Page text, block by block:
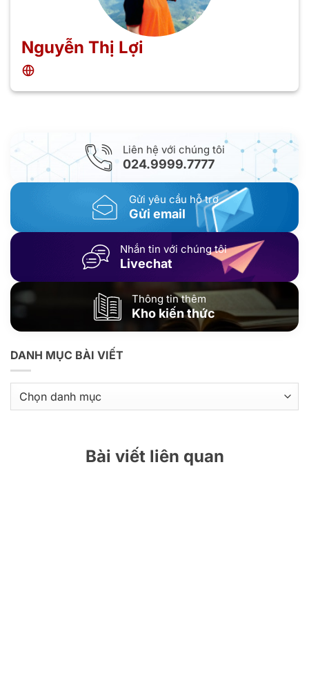
Nguyễn Thị Lợi
Liên hệ với chúng tôi
024.9999.7777
Gửi yêu cầu hỗ trợ
Gửi email
Nhắn tin với chúng tôi
Livechat
Thông tin thêm
Kho kiến thức
DANH MỤC BÀI VIẾT
mục
bài
Bài viết liên quan